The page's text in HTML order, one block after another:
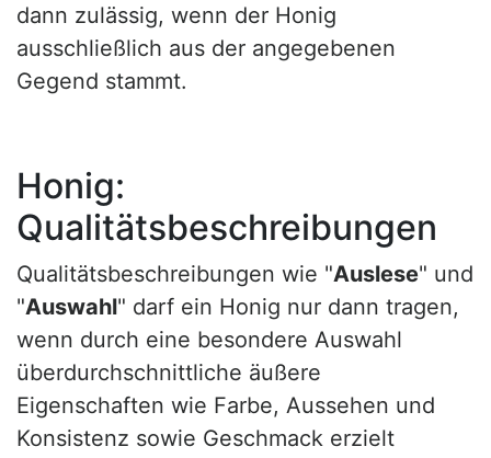
dann zulässig, wenn der Honig
ausschließlich aus der angegebenen
Gegend stammt.
Honig:
Qualitätsbeschreibungen
Qualitätsbeschreibungen wie "Auslese" und
"Auswahl" darf ein Honig nur dann tragen,
wenn durch eine besondere Auswahl
überdurchschnittliche äußere
Eigenschaften wie Farbe, Aussehen und
Konsistenz sowie Geschmack erzielt